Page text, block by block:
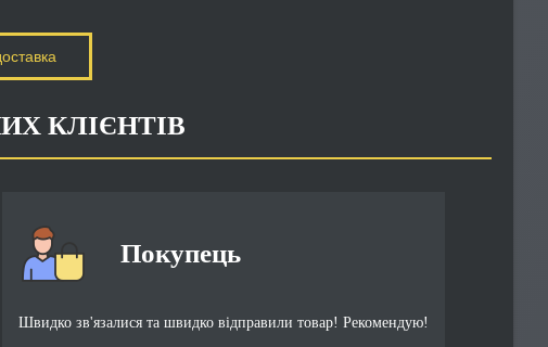
КЛІЄНТІВ
Покупець
Швидко зв'язалися та швидко відправили товар! Рекомендую!